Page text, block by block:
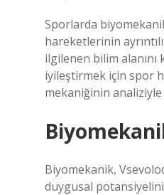
Sporlarda
hareketlerinin
ilgilenen bilim
iyileştirmek için spor
mekaniğinin
Biyomekanik,
duygusal